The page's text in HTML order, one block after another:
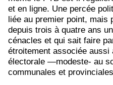
et en ligne. Une percée
liée au premier point,
depuis trois à quatre ans
cénacles et qui sait faire
étroitement associée
électorale —modeste- au
communales et